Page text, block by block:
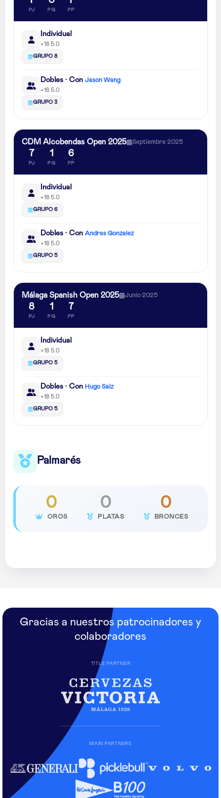
PJ PG PP
Individual
+18 5.0
GRUPO 8
Dobles · Con Jason Wang
+18 5.0
GRUPO 3
CDM Alcobendas Open 2025 Septiembre 2025
7
PJ
1
PG
6
PP
Individual
+18 5.0
GRUPO 6
Dobles · Con Andres Gonzalez
+18 5.0
GRUPO 5
Málaga Spanish Open 2025 Junio 2025
8
PJ
1
PG
7
PP
Individual
+18 5.0
GRUPO 5
Dobles · Con Hugo Saiz
+18 5.0
GRUPO 5
Palmarés
0
OROS
0
PLATAS
0
BRONCES
Gracias a nuestros patrocinadores y
colaboradores
TITLE PARTNER
MAIN PARTNERS